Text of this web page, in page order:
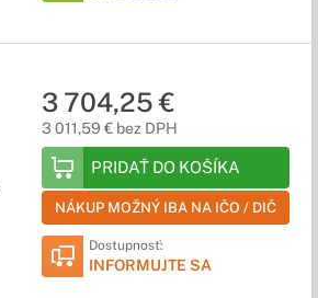
3 704,25 €
3 011,59 € bez DPH
PRIDAŤ DO KOŠÍKA
NÁKUP MOŽNÝ IBA NA IČO / DIČ
Dostupnosť:
INFORMUJTE SA